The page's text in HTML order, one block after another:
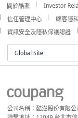
關於酷澎 Investor
信任管理中心
顧客隱
資訊安全及隱私保護認證
Global Site
公司名稱：酷澎股份有限公